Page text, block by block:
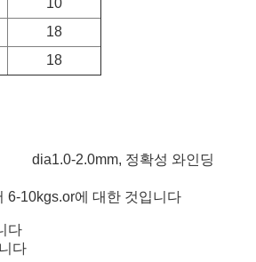
10
18
18
dia1.0-2.0mm, 정확성 와인딩
6-10kgs.or에 대한 것입니다
다
다